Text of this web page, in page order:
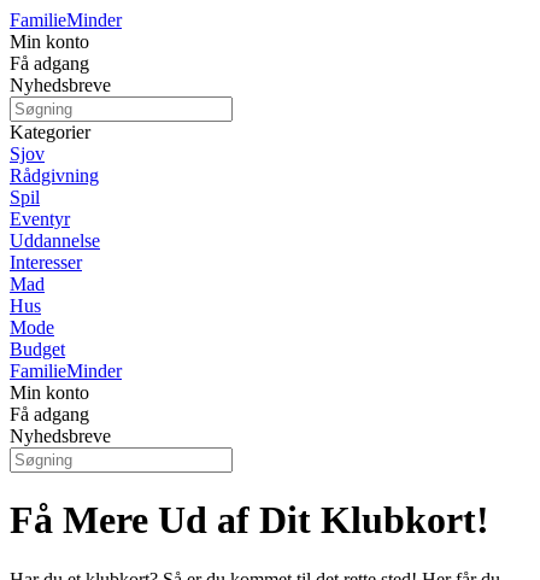
FamilieMinder
Min konto
Få adgang
Nyhedsbreve
Kategorier
Sjov
Rådgivning
Spil
Eventyr
Uddannelse
Interesser
Mad
Hus
Mode
Budget
FamilieMinder
Min konto
Få adgang
Nyhedsbreve
Få Mere Ud af Dit Klubkort!